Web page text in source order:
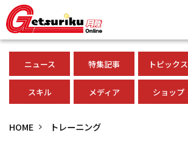
ニュース 特集記事 トピックス
スキル メディア ショップ
HOME トレーニング